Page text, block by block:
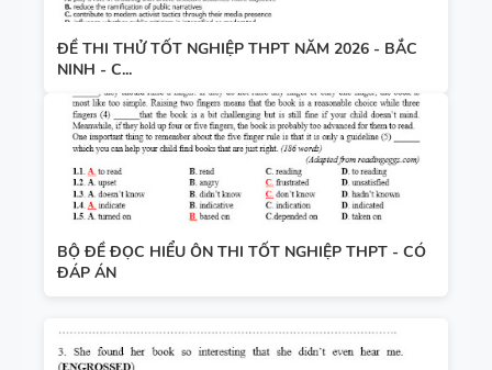
ĐỀ THI THỬ TỐT NGHIỆP THPT NĂM 2026 - BẮC
NINH - C...
BỘ ĐỀ ĐỌC HIỂU ÔN THI TỐT NGHIỆP THPT - CÓ
ĐÁP ÁN